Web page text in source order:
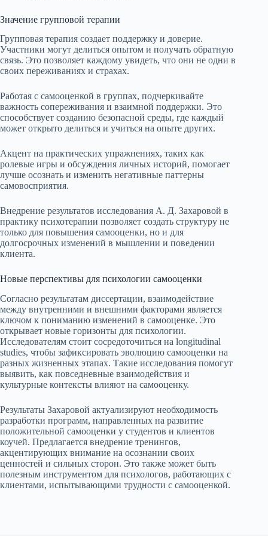
Значение групповой терапии
Групповая терапия создает поддержку и доверие.
Участники могут делиться опытом и получать обратную
связь. Это позволяет каждому увидеть, что они не одни в
своих переживаниях и страхах.
Работая с самооценкой в группах, подчеркивайте
важность сопереживания и взаимной поддержки. Это
способствует созданию безопасной среды, где каждый
может открыто делиться и учиться на опыте других.
Акцент на практических упражнениях, таких как
ролевые игры и обсуждения личных историй, помогает
лучше осознать и изменить негативные паттерны
самовосприятия.
Внедрение результатов исследования А. Д. Захаровой в
практику психотерапии позволяет создать структуру не
только для повышения самооценки, но и для
долгосрочных изменений в мышлении и поведении
клиента.
Новые перспективы для психологии самооценки
Согласно результатам диссертации, взаимодействие
между внутренними и внешними факторами является
ключом к пониманию изменений в самооценке. Это
открывает новые горизонты для психологии.
Исследователям стоит сосредоточиться на longitudinal
studies, чтобы зафиксировать эволюцию самооценки на
разных жизненных этапах. Такие исследования помогут
выявить, как повседневные взаимодействия и
культурные контексты влияют на самооценку.
Результаты Захаровой актуализируют необходимость
разработки программ, направленных на развитие
положительной самооценки у студентов и клиентов
коучей. Предлагается внедрение тренингов,
акцентирующих внимание на осознании своих
ценностей и сильных сторон. Это также может быть
полезным инструментом для психологов, работающих с
клиентами, испытывающими трудности с самооценкой.